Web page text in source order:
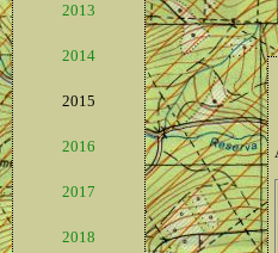
2013
2014
2015
2016
2017
2018